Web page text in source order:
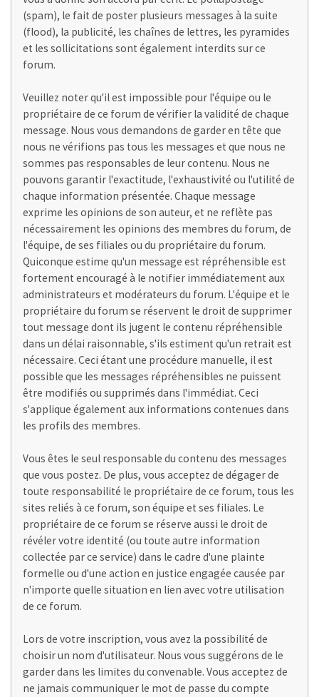
(spam), le fait de poster plusieurs messages à la suite
(flood), la publicité, les chaînes de lettres, les pyramides
et les sollicitations sont également interdits sur ce
forum.
Veuillez noter qu'il est impossible pour l'équipe ou le
propriétaire de ce forum de vérifier la validité de chaque
message. Nous vous demandons de garder en tête que
nous ne vérifions pas tous les messages et que nous ne
sommes pas responsables de leur contenu. Nous ne
pouvons garantir l'exactitude, l'exhaustivité ou l'utilité de
chaque information présentée. Chaque message
exprime les opinions de son auteur, et ne reflète pas
nécessairement les opinions des membres du forum, de
l'équipe, de ses filiales ou du propriétaire du forum.
Quiconque estime qu'un message est répréhensible est
fortement encouragé à le notifier immédiatement aux
administrateurs et modérateurs du forum. L'équipe et le
propriétaire du forum se réservent le droit de supprimer
tout message dont ils jugent le contenu répréhensible
dans un délai raisonnable, s'ils estiment qu'un retrait est
nécessaire. Ceci étant une procédure manuelle, il est
possible que les messages répréhensibles ne puissent
être modifiés ou supprimés dans l'immédiat. Ceci
s'applique également aux informations contenues dans
les profils des membres.
Vous êtes le seul responsable du contenu des messages
que vous postez. De plus, vous acceptez de dégager de
toute responsabilité le propriétaire de ce forum, tous les
sites reliés à ce forum, son équipe et ses filiales. Le
propriétaire de ce forum se réserve aussi le droit de
révéler votre identité (ou toute autre information
collectée par ce service) dans le cadre d'une plainte
formelle ou d'une action en justice engagée causée par
n'importe quelle situation en lien avec votre utilisation
de ce forum.
Lors de votre inscription, vous avez la possibilité de
choisir un nom d'utilisateur. Nous vous suggérons de le
garder dans les limites du convenable. Vous acceptez de
ne jamais communiquer le mot de passe du compte